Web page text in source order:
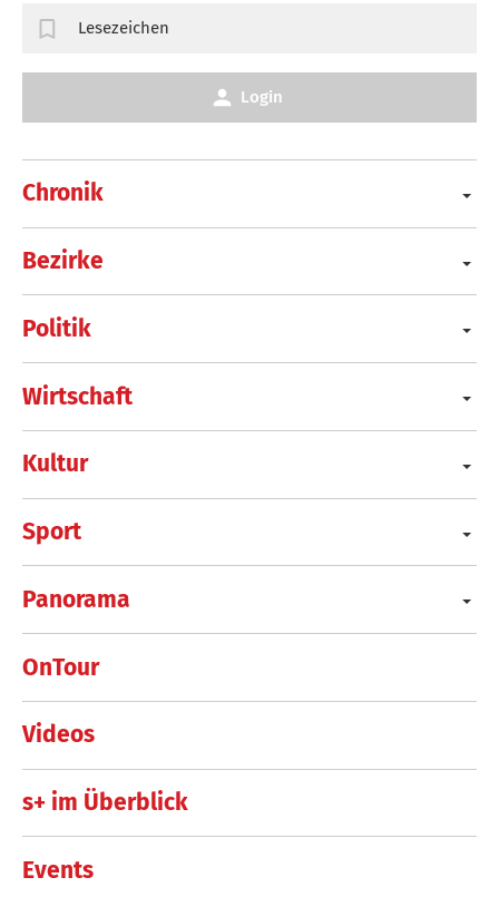
Chronik
Bezirke
Politik
Wirtschaft
Kultur
Sport
Panorama
OnTour
Videos
s+ im Überblick
Events
Lesezeichen
Login